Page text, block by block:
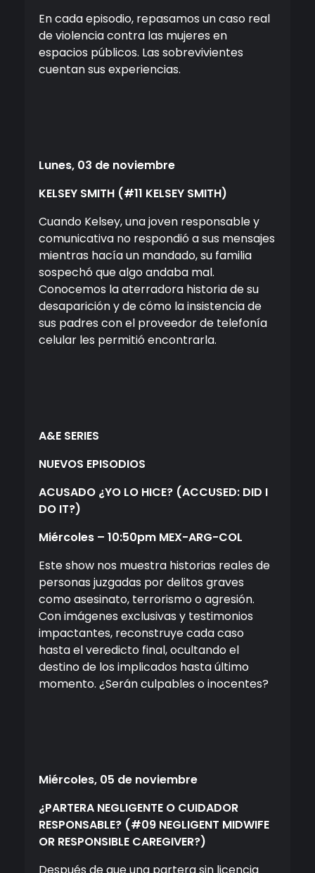
En cada episodio, repasamos un caso real
de violencia contra las mujeres en
espacios públicos. Las sobrevivientes
cuentan sus experiencias.
Lunes, 03 de noviembre
KELSEY SMITH (#11 KELSEY SMITH)
Cuando Kelsey, una joven responsable y
comunicativa no respondió a sus mensajes
mientras hacía un mandado, su familia
sospechó que algo andaba mal.
Conocemos la aterradora historia de su
desaparición y de cómo la insistencia de
sus padres con el proveedor de telefonía
celular les permitió encontrarla.
A&E SERIES
NUEVOS EPISODIOS
ACUSADO ¿YO LO HICE? (ACCUSED: DID I
DO IT?)
Miércoles – 10:50pm MEX-ARG-COL
Este show nos muestra historias reales de
personas juzgadas por delitos graves
como asesinato, terrorismo o agresión.
Con imágenes exclusivas y testimonios
impactantes, reconstruye cada caso
hasta el veredicto final, ocultando el
destino de los implicados hasta último
momento. ¿Serán culpables o inocentes?
Miércoles, 05 de noviembre
¿PARTERA NEGLIGENTE O CUIDADOR
RESPONSABLE? (#09 NEGLIGENT MIDWIFE
OR RESPONSIBLE CAREGIVER?)